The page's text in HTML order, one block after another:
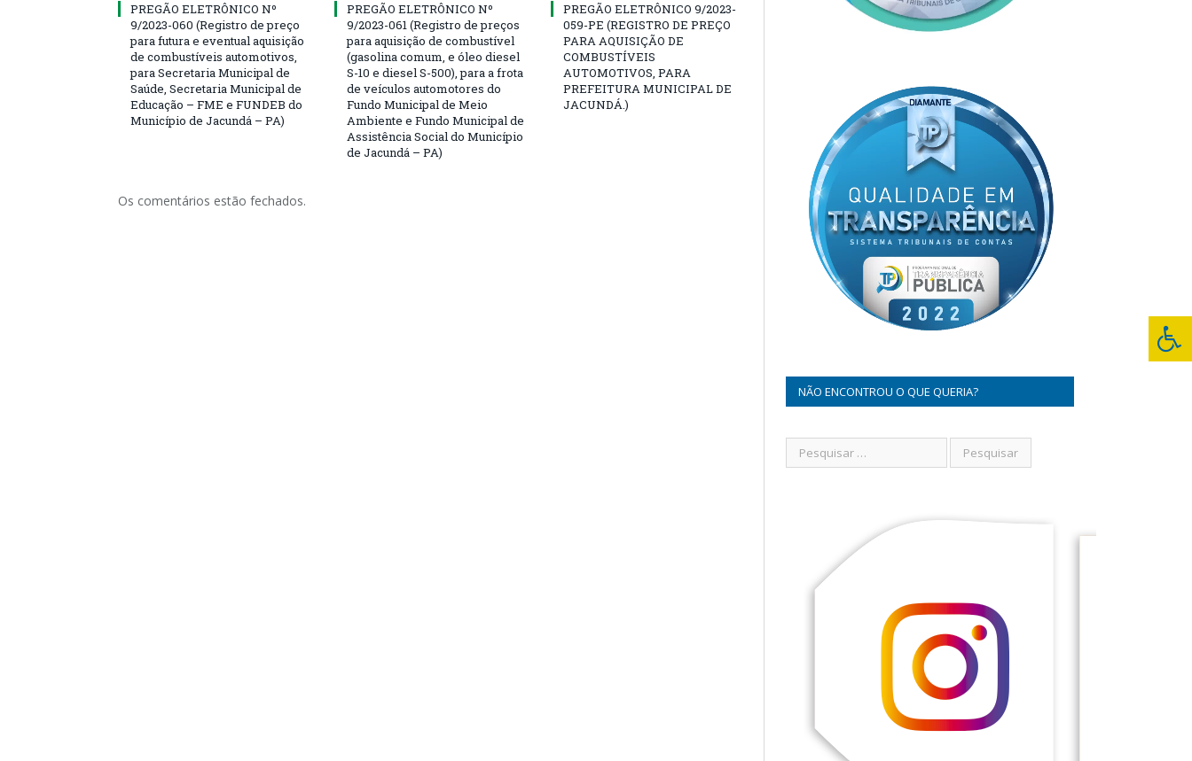
PREGÃO ELETRÔNICO Nº
9/2023-060 (Registro de preço
para futura e eventual aquisição
de combustíveis automotivos,
para Secretaria Municipal de
Saúde, Secretaria Municipal de
Educação – FME e FUNDEB do
Município de Jacundá – PA)
PREGÃO ELETRÔNICO Nº
9/2023-061 (Registro de preços
para aquisição de combustível
(gasolina comum, e óleo diesel
S-10 e diesel S-500), para a frota
de veículos automotores do
Fundo Municipal de Meio
Ambiente e Fundo Municipal de
Assistência Social do Município
de Jacundá – PA)
PREGÃO ELETRÔNICO 9/2023-
059-PE (REGISTRO DE PREÇO
PARA AQUISIÇÃO DE
COMBUSTÍVEIS
AUTOMOTIVOS, PARA
PREFEITURA MUNICIPAL DE
JACUNDÁ.)
Os comentários estão fechados.
NÃO ENCONTROU O QUE QUERIA?